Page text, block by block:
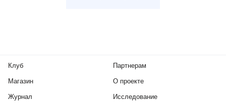
Клуб
Магазин
Журнал
Партнерам
О проекте
Исследование